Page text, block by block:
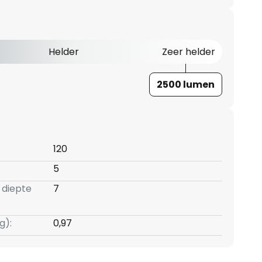
Helder Zeer helder
2500 lumen
120
5
7
0,97